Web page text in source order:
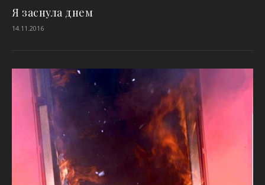
Я заснула днем
14.11.2016